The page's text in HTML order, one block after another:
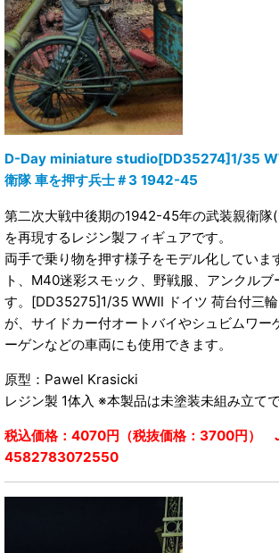
D-Day miniature studio[DD35274]1/35
衛隊 車を押す兵士＃3 1942-45
第二次大戦中後期の1942-45年の武装親衛隊
を再現するレジン製フィギュアです。
両手で乗り物を押す様子をモデル化していま
ト、M40迷彩スモック、野戦服、アンクルブ
す。[DD35275]1/35 WWII ドイツ 荷台付三
が、サイドカー付オートバイやシュビムワー
ーゲンなどの車両にも使用できます。
原型：Pawel Krasicki
レジン製 1体入 ※本製品は未塗装未組み立てで
税込価格：4070円（税抜価格：3700円）
4582783072550